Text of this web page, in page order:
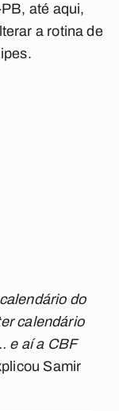
até aqui,
a rotina de
do
calendário
e aí a CBF
Samir